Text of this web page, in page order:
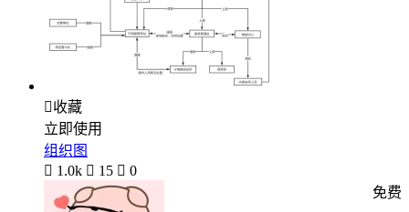
收藏
立即使用
组织图
 1.0k  15  0
免费